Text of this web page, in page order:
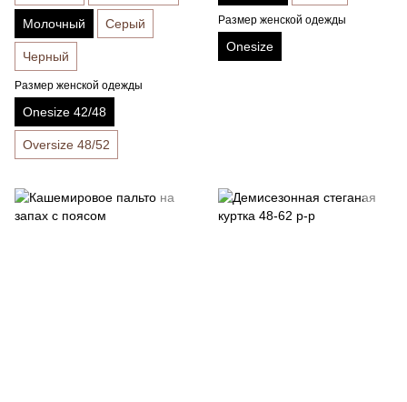
Молочный Серый
Черный
Размер женской одежды
Onesize 42/48
Oversize 48/52
Размер женской одежды
Onesize